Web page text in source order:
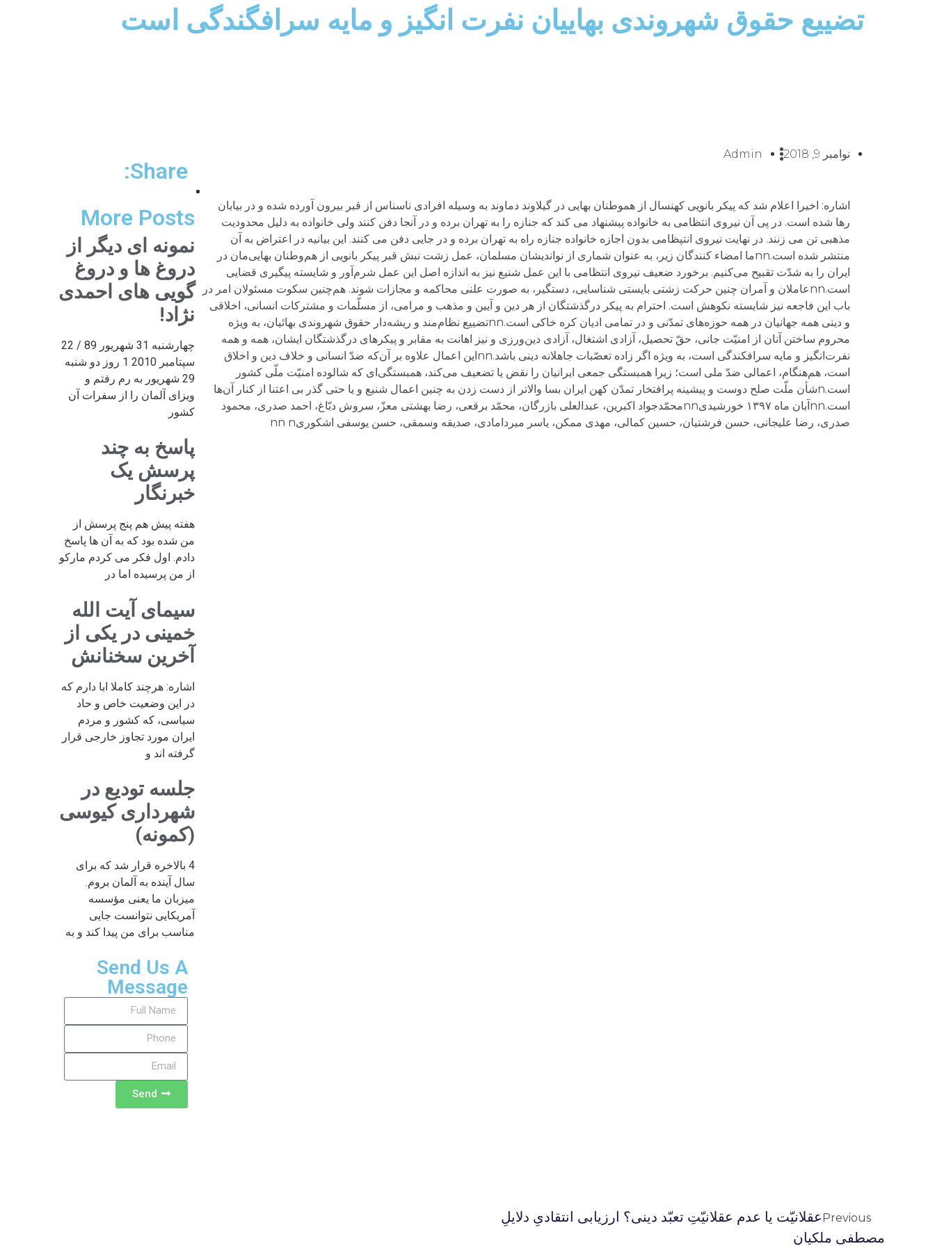
تضییع حقوق شهروندی بهاییان نفرت انگیز و مایه سرافگندگی است
نوامبر 9, 2018 Admin
اشاره: اخیرا اعلام شد که پیکر بانویی کهنسال از هموطنان بهایی در گیلاوند دماوند به وسیله افرادی ناسناس از قبر بیرون آورده شده و در بیابان
رها شده است. در پی آن نیروی انتظامی به خانواده پیشنهاد می کند که جنازه را به تهران برده و در آنجا دفن کنند ولی خانواده به دلیل محدودیت
مذهبی تن می زنند. در نهایت نیروی انتپظامی بدون اجازه خانواده جنازه راه به تهران برده و در جایی دفن می کنند. این بیانیه در اعتراض به آن
منتشر شده است.nnما امضاء کنندگان زیر، به عنوان شماری از نواندیشان مسلمان، عمل زشت نبش قبر پیکر بانویی از هم‌وطنان بهایی‌مان در
ایران را به شدّت تقبیح می‌کنیم. برخورد ضعیف نیروی انتظامی با این عمل شنیع نیز به اندازه اصل این عمل شرم‌آور و شایسته‌ پیگیری قضایی
است.nnعاملان و آمران چنین حرکت زشتی بایستی شناسایی، دستگیر، به صورت علنی محاکمه و مجازات شوند. هم‌چنین سکوت مسئولان امر در
باب این فاجعه نیز شایسته نکوهش است. احترام به پیکر درگذشتگان از هر دین و آیین و مذهب و مرامی، از مسلّمات و مشترکات انسانی، اخلاقی
و دینی همه جهانیان در همه حوزه‌های تمدّنی و در تمامی ادیان کره خاکی است.nnتضییع نظام‌مند و ریشه‌دار حقوق شهروندی بهائیان، به ویژه
محروم ساختن آنان از امنیّت جانی، حقّ تحصیل، آزادی اشتغال، آزادی دین‌ورزی و نیز اهانت به مقابر و پیکرهای درگذشتگان ایشان، همه و همه
نفرت‌انگیز و مایه سرافکندگی است، به ویژه اگر زاده تعصّبات جاهلانه دینی باشد.nnاین اعمال علاوه بر آن‌که ضدّ انسانی و خلاف دین و اخلاق
است، هم‌هنگام، اعمالی ضدّ ملی است؛ زیرا همبستگی جمعی ایرانیان را نقض یا تضعیف می‌کند، همبستگی‌ای که شالوده امنیّت ملّی کشور
است.nشأن ملّت صلح‌ دوست و پیشینه پرافتخار تمدّن کهن ایران بسا والاتر از دست زدن به چنین اعمال شنیع و یا حتی گذر بی اعتنا از کنار آن‌ها
است.nnآبان ماه ۱۳۹۷ خورشیدیnnمحمّدجواد اکبرین، عبدالعلی بازرگان، محمّد برقعی، رضا بهشتی معزّ، سروش دبّاغ، احمد صدری، محمود
صدری، رضا علیجانی، حسن فرشتیان، حسین کمالی، مهدی ممکن، یاسر میردامادی، صدیقه وسمقی، حسن یوسفی اشکوریnn n
Share:
More Posts
نمونه ای دیگر از
دروغ ها و دروغ
گویی های احمدی
نژاد!
چهارشنبه 31 شهریور 89 / 22
سپتامبر 2010 1 روز دو شنبه
29 شهریور به رم رفتم و
ویزای آلمان را از سفرات آن
کشور
پاسخ به چند
پرسش یک
خبرنگار
هفته پیش هم پنج پرسش از
من شده بود که به آن ها پاسخ
دادم. اول فکر می کردم مارکو
از من پرسیده اما در
سیمای آیت الله
خمینی در یکی از
آخرین سخنانش
اشاره: هرچند کاملا ابا دارم که
در این وضعیت خاص و حاد
سیاسی، که کشور و مردم
ایران مورد تجاوز خارجی قرار
گرفته اند و
جلسه تودیع در
شهرداری کیوسی
(کمونه)
4 بالاخره قرار شد که برای
سال آینده به آلمان بروم.
میزبان ما یعنی مؤسسه
آمریکایی نتوانست جایی
مناسب برای من پیدا کند و به
Send Us A
Message
Send
Previousعقلانیّت یا عدم عقلانیّتِ تعبّد دینی؟ ارزیابی انتقادیِ دلایلِ
مصطفی ملکیان